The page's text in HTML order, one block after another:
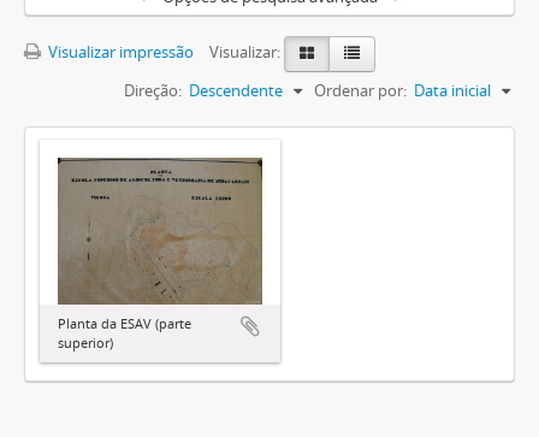
Visualizar impressão
Visualizar:
Ordenar por: Data inicial
Direção: Descendente
Planta da ESAV (parte
superior)